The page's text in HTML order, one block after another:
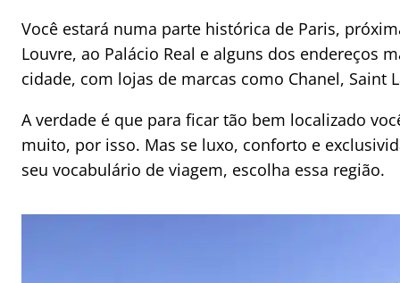
Você estará numa parte histórica de Paris,
Louvre, ao Palácio Real e alguns dos endereços
cidade, com lojas de marcas como Chanel, Saint
A verdade é que para ficar tão bem localizado
muito, por isso. Mas se luxo, conforto e
seu vocabulário de viagem, escolha essa região.